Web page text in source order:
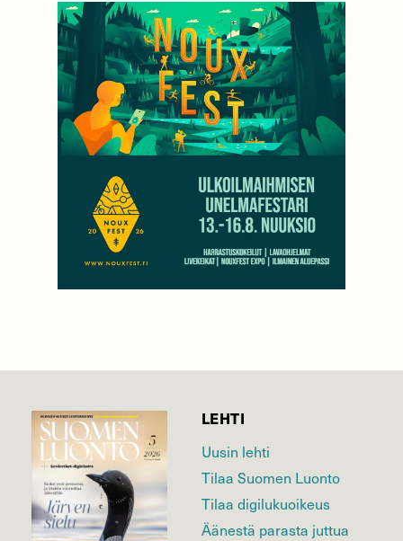
LEHTI
Uusin lehti
Tilaa Suomen Luonto
Tilaa digilukuoikeus
Äänestä parasta juttua